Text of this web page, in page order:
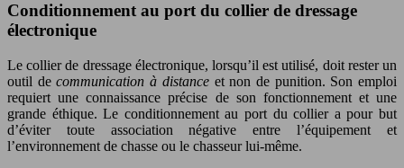
Conditionnement au port du collier de dressage
électronique
Le collier de dressage électronique, lorsqu’il est utilisé, doit rester un
outil decommunication à distanceet non de punition. Son emploi
requiert une connaissance précise de son fonctionnement et une
grande éthique. Le conditionnement au port du collier a pour but
d’éviter toute association négative entre l’équipement et
l’environnement de chasse ou le chasseur lui-même.